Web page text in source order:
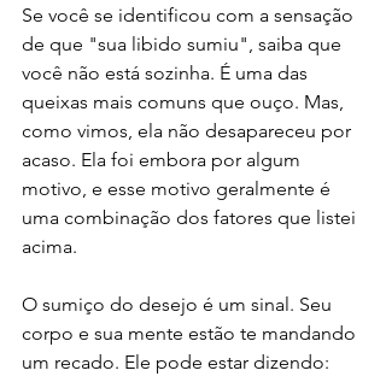
Se você se identificou com a sensação
de que "sua libido sumiu", saiba que
você não está sozinha. É uma das
queixas mais comuns que ouço. Mas,
como vimos, ela não desapareceu por
acaso. Ela foi embora por algum
motivo, e esse motivo geralmente é
uma combinação dos fatores que listei
acima.
O sumiço do desejo é um sinal. Seu
corpo e sua mente estão te mandando
um recado. Ele pode estar dizendo: